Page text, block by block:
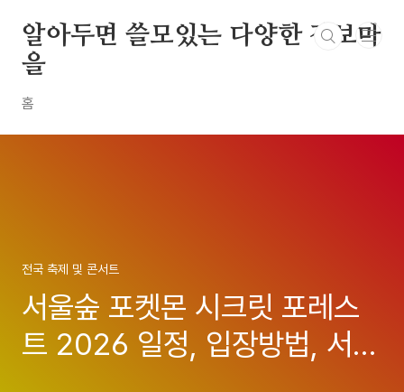
알아두면 쓸모있는 다양한 정보마
을
홈
전국 축제 및 콘서트
서울숲 포켓몬 시크릿 포레스
트 2026 일정, 입장방법, 서울